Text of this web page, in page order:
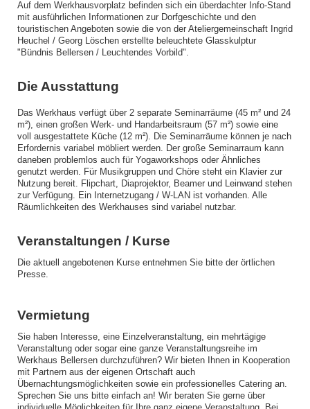
Auf dem Werkhausvorplatz befinden sich ein überdachter Info-Stand
mit ausführlichen Informationen zur Dorfgeschichte und den
touristischen Angeboten sowie die von der Ateliergemeinschaft Ingrid
Heuchel / Georg Löschen erstellte beleuchtete Glasskulptur
"Bündnis Bellersen / Leuchtendes Vorbild".
Die Ausstattung
Das Werkhaus verfügt über 2 separate Seminarräume (45 m² und 24
m²), einen großen Werk- und Handarbeitsraum (57 m²) sowie eine
voll ausgestattete Küche (12 m²). Die Seminarräume können je nach
Erfordernis variabel möbliert werden. Der große Seminarraum kann
daneben problemlos auch für Yogaworkshops oder Ähnliches
genutzt werden. Für Musikgruppen und Chöre steht ein Klavier zur
Nutzung bereit. Flipchart, Diaprojektor, Beamer und Leinwand stehen
zur Verfügung. Ein Internetzugang / W-LAN ist vorhanden. Alle
Räumlichkeiten des Werkhauses sind variabel nutzbar.
Veranstaltungen / Kurse
Die aktuell angebotenen Kurse entnehmen Sie bitte der örtlichen
Presse.
Vermietung
Sie haben Interesse, eine Einzelveranstaltung, ein mehrtägige
Veranstaltung oder sogar eine ganze Veranstaltungsreihe im
Werkhaus Bellersen durchzuführen? Wir bieten Ihnen in Kooperation
mit Partnern aus der eigenen Ortschaft auch
Übernachtungsmöglichkeiten sowie ein professionelles Catering an.
Sprechen Sie uns bitte einfach an! Wir beraten Sie gerne über